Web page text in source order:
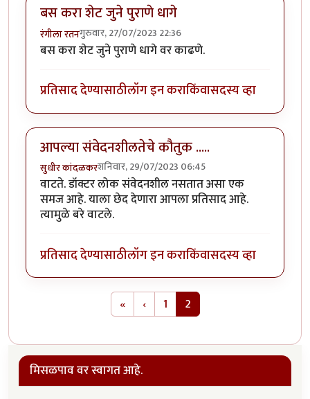
बस करा शेट जुने पुराणे धागे
रंगीला रतनगुरुवार, 27/07/2023 22:36
बस करा शेट जुने पुराणे धागे वर काढणे.
प्रतिसाद देण्यासाठीलॉग इन कराकिंवासदस्य व्हा
आपल्या संवेदनशीलतेचे कौतुक .....
सुधीर कांदळकरशनिवार, 29/07/2023 06:45
वाटते. डॉक्टर लोक संवेदनशील नसतात असा एक
समज आहे. याला छेद देणारा आपला प्रतिसाद आहे.
त्यामुळे बरे वाटले.
प्रतिसाद देण्यासाठीलॉग इन कराकिंवासदस्य व्हा
«First page
‹Previous page
1 2
मिसळपाव वर स्वागत आहे.